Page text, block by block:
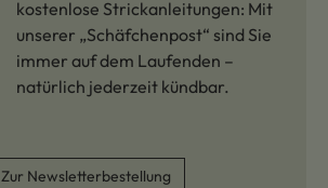
kostenlose Strickanleitungen: Mit
unserer „Schäfchenpost“ sind Sie
immer auf dem Laufenden –
natürlich jederzeit kündbar.
Zur Newsletterbestellung